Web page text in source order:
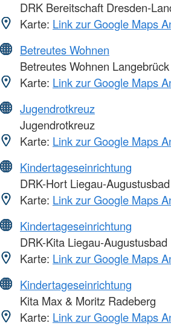
DRK Bereitschaft Dresden-
Karte: Link zur Google Maps
Betreutes Wohnen
Betreutes Wohnen Langebrück
Karte: Link zur Google Maps
Jugendrotkreuz
Jugendrotkreuz
Karte: Link zur Google Maps
Kindertageseinrichtung
DRK-Hort Liegau-Augustusbad
Karte: Link zur Google Maps
Kindertageseinrichtung
DRK-Kita Liegau-Augustusbad
Karte: Link zur Google Maps
Kindertageseinrichtung
Kita Max & Moritz Radeberg
Karte: Link zur Google Maps